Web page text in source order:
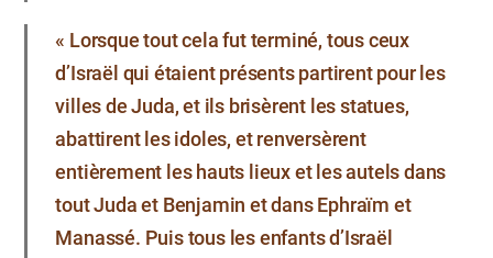
« Lorsque tout cela fut terminé, tous ceux
d’Israël qui étaient présents partirent pour les
villes de Juda, et ils brisèrent les statues,
abattirent les idoles, et renversèrent
entièrement les hauts lieux et les autels dans
tout Juda et Benjamin et dans Ephraïm et
Manassé. Puis tous les enfants d’Israël